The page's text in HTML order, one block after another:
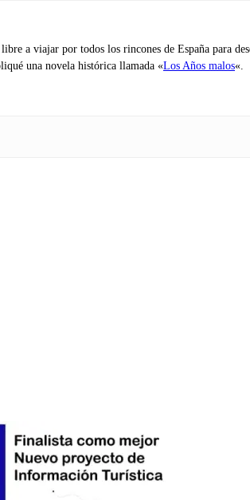
a viajar por todos los rincones de España para
una novela histórica llamada «Los Años malos«.